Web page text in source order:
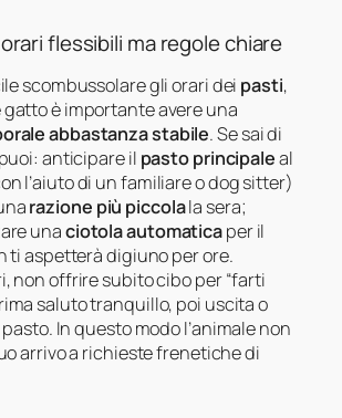
flessibili ma regole chiare
scombussolare gli orari dei pasti,
gatto è importante avere una
abbastanza stabile. Se sai di
anticipare il pasto principaleal
l’aiuto di un familiare o dog sitter)
razione più piccolala sera;
unaciotola automaticaper il
ti aspetterà digiuno per ore.
non offrire subito cibo per “farti
saluto tranquillo, poi uscita o
In questo modo l’animale non
arrivo a richieste frenetiche di